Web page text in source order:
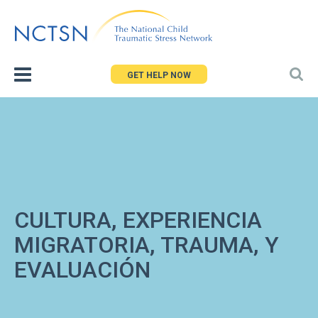
to
GET HELP NOW
CULTURA, EXPERIENCIA
MIGRATORIA, TRAUMA, Y
EVALUACIÓN